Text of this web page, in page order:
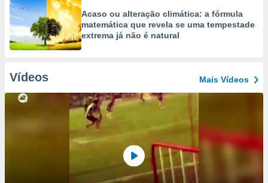
Acaso ou alteração climática: a fórmula
matemática que revela se uma tempestade
extrema já não é natural
Vídeos Mais Vídeos